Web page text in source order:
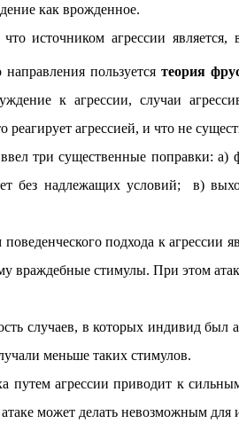
как врожденное.
что источником агрессии
пользуетсятеория
к агрессии, случаи
агрессией, и что не
три существенные поправки: а)
без надлежащих условий; в)
подхода к
враждебные стимулы. При этом
случаев, в которых индивид
меньше таких стимулов.
путем агрессии приводит к
атаке может делать невозможным